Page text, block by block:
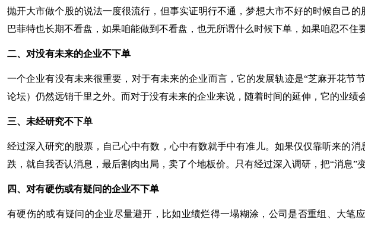
抛开大市做个股的说法一度很流行，但事实证明行不通，梦想大市不好的时候自己
巴菲特也长期不看盘，如果咱能做到不看盘，也无所谓什么时候下单，如果咱忍不住
二、对没有未来的企业不下单
一个企业有没有未来很重要，对于有未来的企业而言，它的发展轨迹是“芝麻开花
论坛）仍然远销千里之外。而对于没有未来的企业来说，随着时间的延伸，它的业绩
三、未经研究不下单
经过深入研究的股票，自己心中有数，心中有数就手中有准儿。如果仅仅靠听来的
跌，就自我否认消息，最后割肉出局，卖了个地板价。只有经过深入调研，把“消息”
四、对有硬伤或有疑问的企业不下单
有硬伤的或有疑问的企业尽量避开，比如业绩烂得一塌糊涂，公司是否重组、大笔